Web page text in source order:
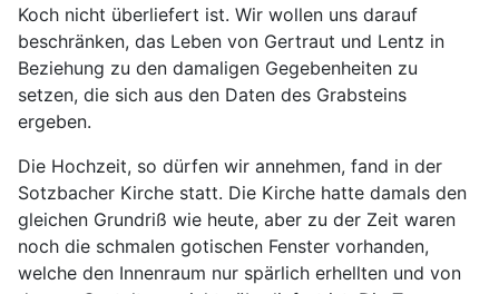
Koch nicht überliefert ist. Wir wollen uns darauf
beschränken, das Leben von Gertraut und Lentz in
Beziehung zu den damaligen Gegebenheiten zu
setzen, die sich aus den Daten des Grabsteins
ergeben.
Die Hochzeit, so dürfen wir annehmen, fand in der
Sotzbacher Kirche statt. Die Kirche hatte damals den
gleichen Grundriß wie heute, aber zu der Zeit waren
noch die schmalen gotischen Fenster vorhanden,
welche den Innenraum nur spärlich erhellten und von